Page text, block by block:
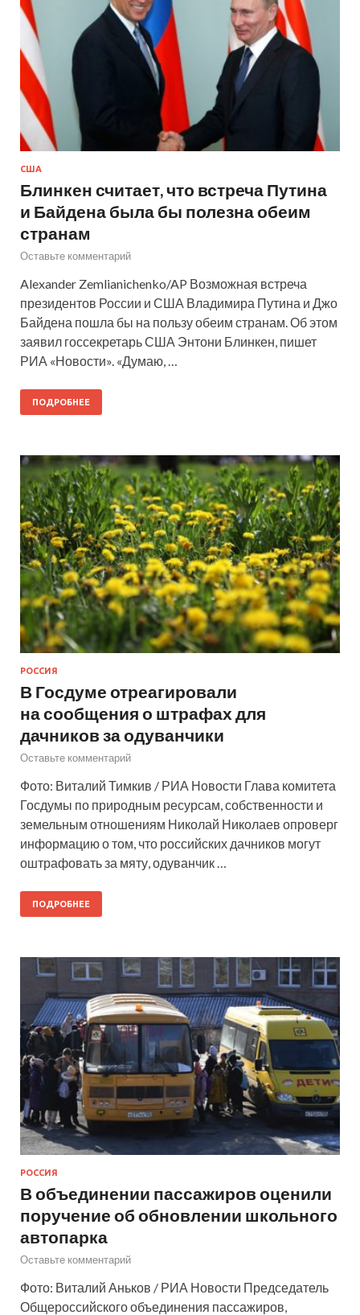
США
Блинкен считает, что встреча Путина
и Байдена была бы полезна обеим
странам
Оставьте комментарий
Alexander Zemlianichenko/AP Возможная встреча
президентов России и США Владимира Путина и Джо
Байдена пошла бы на пользу обеим странам. Об этом
заявил госсекретарь США Энтони Блинкен, пишет
РИА «Новости». «Думаю, …
ПОДРОБНЕЕ
РОССИЯ
В Госдуме отреагировали
на сообщения о штрафах для
дачников за одуванчики
Оставьте комментарий
Фото: Виталий Тимкив / РИА Новости Глава комитета
Госдумы по природным ресурсам, собственности и
земельным отношениям Николай Николаев опроверг
информацию о том, что российских дачников могут
оштрафовать за мяту, одуванчик …
ПОДРОБНЕЕ
РОССИЯ
В объединении пассажиров оценили
поручение об обновлении школьного
автопарка
Оставьте комментарий
Фото: Виталий Аньков / РИА Новости Председатель
Общероссийского объединения пассажиров,